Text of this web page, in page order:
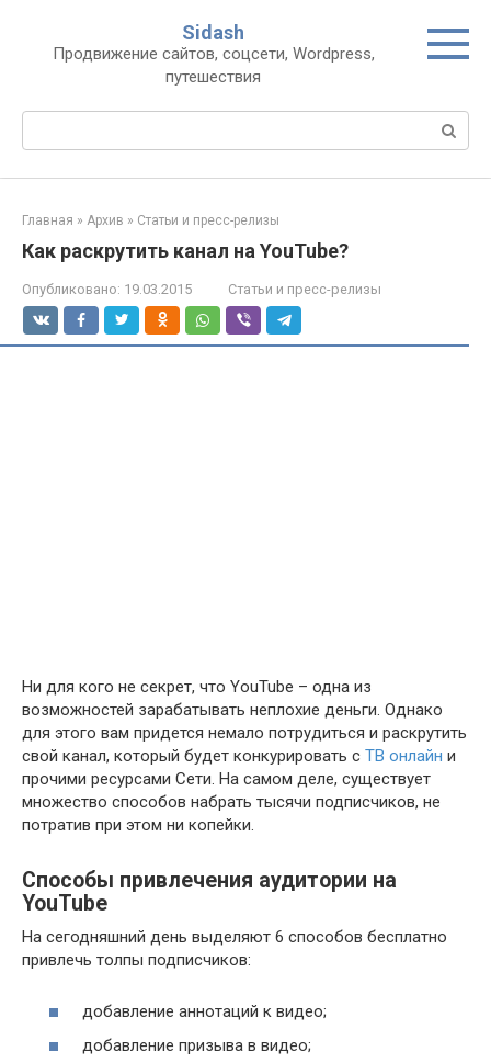
контенту
Sidash
Продвижение сайтов, соцсети, Wordpress,
путешествия
Главная » Архив » Статьи и пресс-релизы
Как раскрутить канал на YouTube?
Опубликовано: 19.03.2015 Статьи и пресс-релизы
Ни для кого не секрет, что YouTube – одна из
возможностей зарабатывать неплохие деньги. Однако
для этого вам придется немало потрудиться и раскрутить
свой канал, который будет конкурировать с ТВ онлайн и
прочими ресурсами Сети. На самом деле, существует
множество способов набрать тысячи подписчиков, не
потратив при этом ни копейки.
Способы привлечения аудитории на
YouTube
На сегодняшний день выделяют 6 способов бесплатно
привлечь толпы подписчиков:
добавление аннотаций к видео;
добавление призыва в видео;